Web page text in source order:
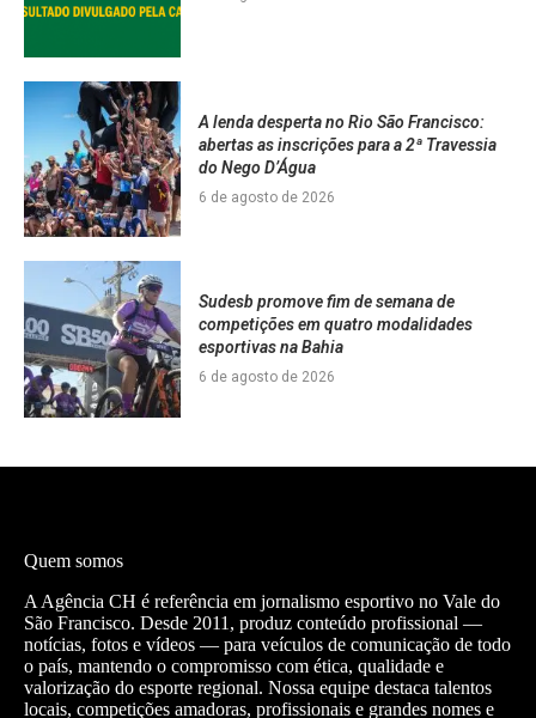
A lenda desperta no Rio São Francisco:
abertas as inscrições para a 2ª Travessia
do Nego D’Água
6 de agosto de 2026
Sudesb promove fim de semana de
competições em quatro modalidades
esportivas na Bahia
6 de agosto de 2026
Quem somos
A Agência CH é referência em jornalismo esportivo no Vale do
São Francisco. Desde 2011, produz conteúdo profissional —
notícias, fotos e vídeos — para veículos de comunicação de todo
o país, mantendo o compromisso com ética, qualidade e
valorização do esporte regional. Nossa equipe destaca talentos
locais, competições amadoras, profissionais e grandes nomes e